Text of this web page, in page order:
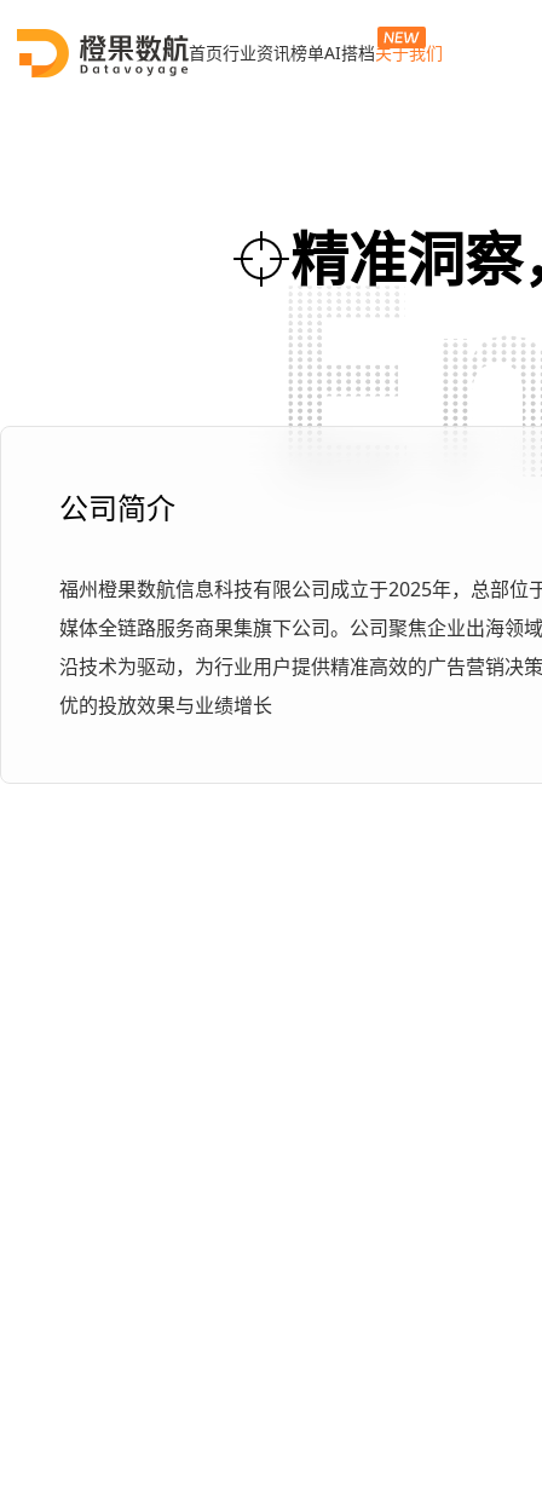
首页行业资讯榜单AI搭档关于我们
精准洞察
公司简介
福州橙果数航信息科技有限公司成立于2025年，总部位
媒体全链路服务商果集旗下公司。公司聚焦企业出海领
沿技术为驱动，为行业用户提供精准高效的广告营销决
优的投放效果与业绩增长